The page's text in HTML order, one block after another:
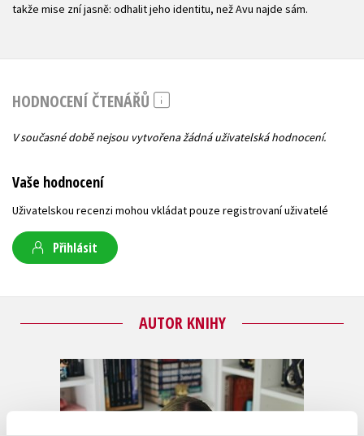
takže mise zní jasně: odhalit jeho identitu, než Avu najde sám.
HODNOCENÍ ČTENÁŘŮ
V současné době nejsou vytvořena žádná uživatelská hodnocení.
Vaše hodnocení
Uživatelskou recenzi mohou vkládat pouze registrovaní uživatelé
Přihlásit
AUTOR KNIHY